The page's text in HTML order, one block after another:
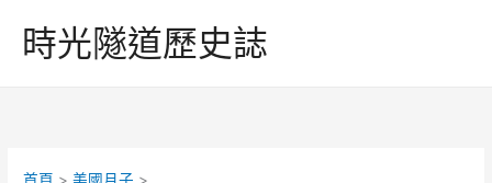
時光隧道歷史誌